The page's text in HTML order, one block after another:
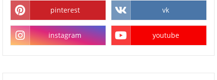
pinterest vk
instagram youtube